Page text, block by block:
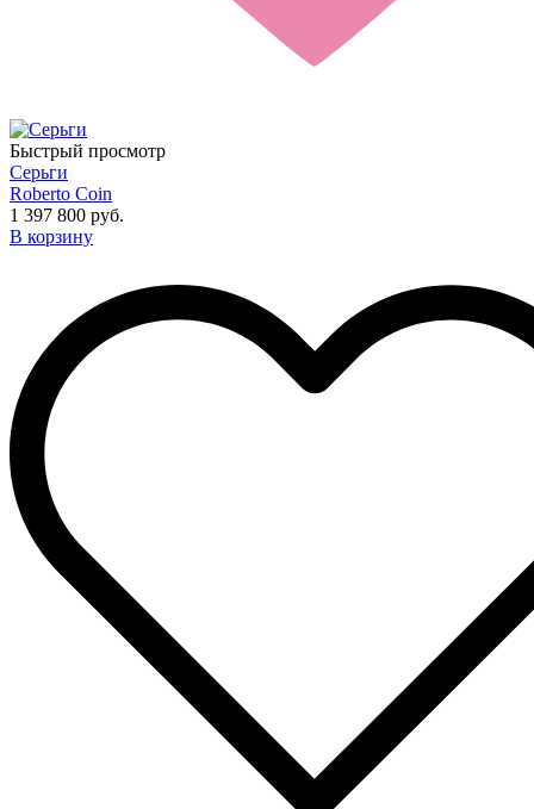
Быстрый просмотр
Серьги
Roberto Coin
1 397 800 руб.
В корзину